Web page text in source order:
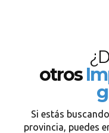
otros
Si estás
provincia, puedes